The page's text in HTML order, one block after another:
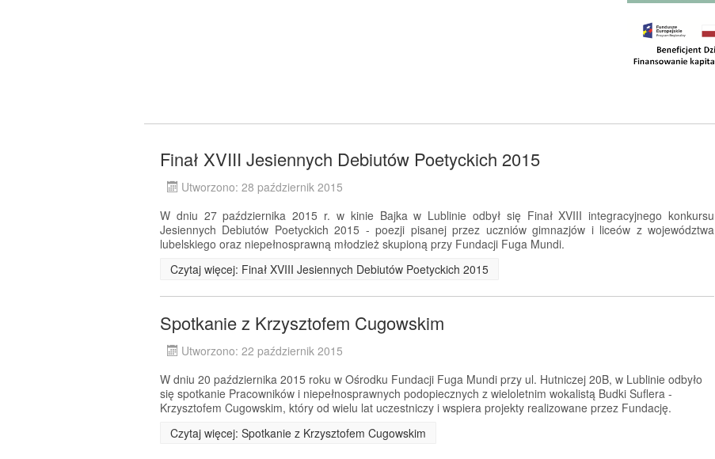
Finał XVIII Jesiennych Debiutów Poetyckich 2015
Utworzono: 28 październik 2015
W dniu 27 października 2015 r. w kinie Bajka w Lublinie odbył się Finał XVIII integracyjnego konkursu
Jesiennych Debiutów Poetyckich 2015 - poezji pisanej przez uczniów gimnazjów i liceów z województwa
lubelskiego oraz niepełnosprawną młodzież skupioną przy Fundacji Fuga Mundi.
Czytaj więcej: Finał XVIII Jesiennych Debiutów Poetyckich 2015
Spotkanie z Krzysztofem Cugowskim
Utworzono: 22 październik 2015
W dniu 20 października 2015 roku w Ośrodku Fundacji Fuga Mundi przy ul. Hutniczej 20B, w Lublinie odbyło
się spotkanie Pracowników i niepełnosprawnych podopiecznych z wieloletnim wokalistą Budki Suflera -
Krzysztofem Cugowskim, który od wielu lat uczestniczy i wspiera projekty realizowane przez Fundację.
Czytaj więcej: Spotkanie z Krzysztofem Cugowskim